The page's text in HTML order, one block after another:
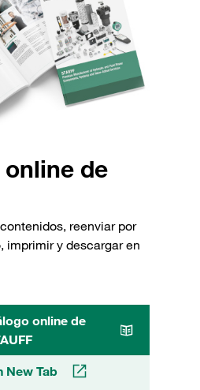
de
reenviar por
imprimir y descargar en
online de
New Tab